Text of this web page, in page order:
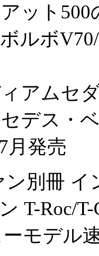
ット500
ルボ
アムセ
デス・
発売